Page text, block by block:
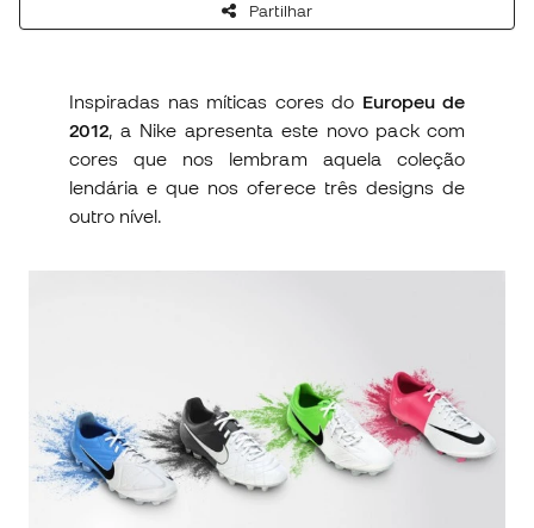
Partilhar
Inspiradas nas míticas cores do Europeu de
2012, a Nike apresenta este novo pack com
cores que nos lembram aquela coleção
lendária e que nos oferece três designs de
outro nível.